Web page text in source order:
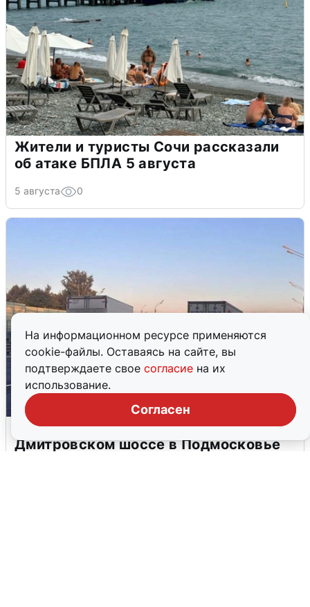
На информационном ресурсе применяются
cookie-файлы. Оставаясь на сайте, вы
подтверждаете свое согласие на их
использование.
Согласен
Жители и туристы Сочи рассказали
об атаке БПЛА 5 августа
5 августа 0
Пять машин столкнулись на
Дмитровском шоссе в Подмосковье